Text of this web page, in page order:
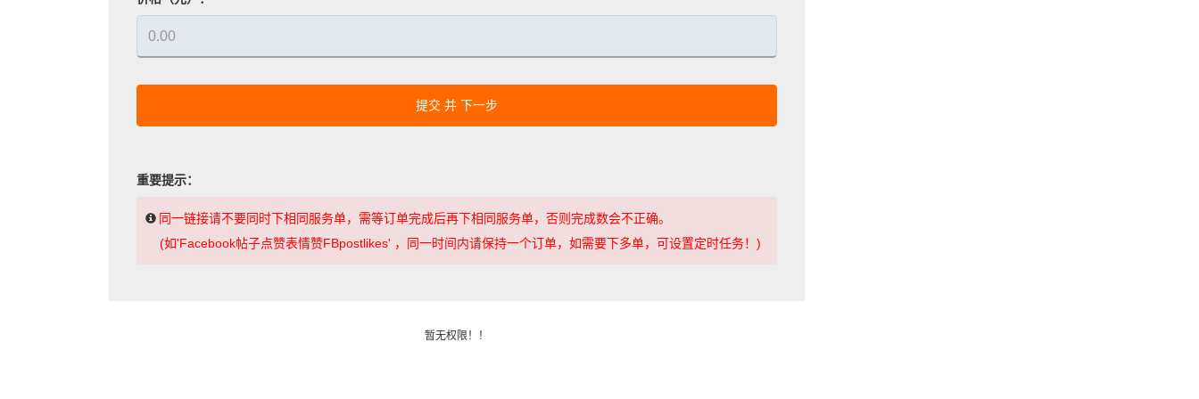
提交 并 下一步
重要提示：
同一链接请不要同时下相同服务单，需等订单完成后再下相同服务单，否则完成数会不正确。
(如'Facebook帖子点赞表情赞FBpostlikes' ，同一时间内请保持一个订单，如需要下多单，可设置定时任务！)
暂无权限！！